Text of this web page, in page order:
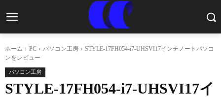
ホーム PC パソコン工房
STYLE-17FH054-i7-UHSVI17インチノートパソコ
ンをレビュー
パソコン工房
STYLE-17FH054-i7-UHSVI17イ